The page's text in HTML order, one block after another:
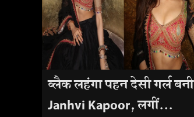
ब्लैक लहंगा पहन देसी गर्ल बनी
Janhvi Kapoor, लगीं...